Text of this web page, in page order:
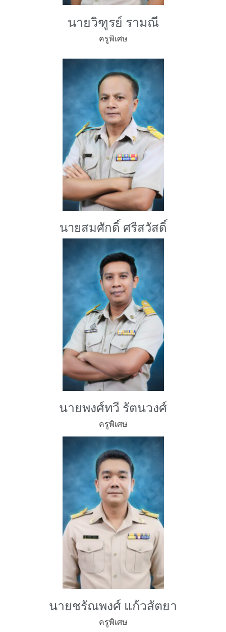
นายวิฑูรย์ รามณี
ครูพิเศษ
นายสมศักดิ์ ศรีสวัสดิ์
นายพงศ์ทวี รัตนวงศ์
ครูพิเศษ
นายชรัณพงศ์ แก้วสัตยา
ครูพิเศษ